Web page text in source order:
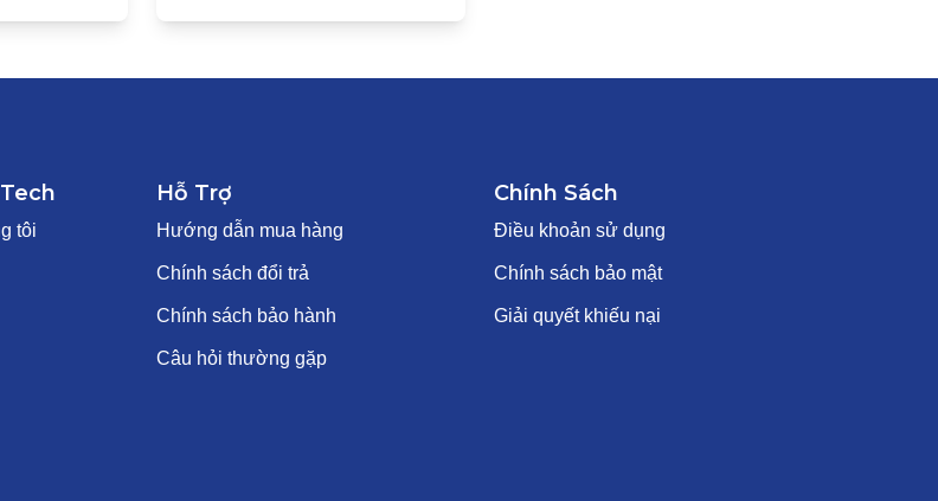
tôi
Hỗ Trợ
Hướng dẫn mua hàng
Chính sách đổi trả
Chính sách bảo hành
Câu hỏi thường gặp
Chính Sách
Điều khoản sử dụng
Chính sách bảo mật
Giải quyết khiếu nại